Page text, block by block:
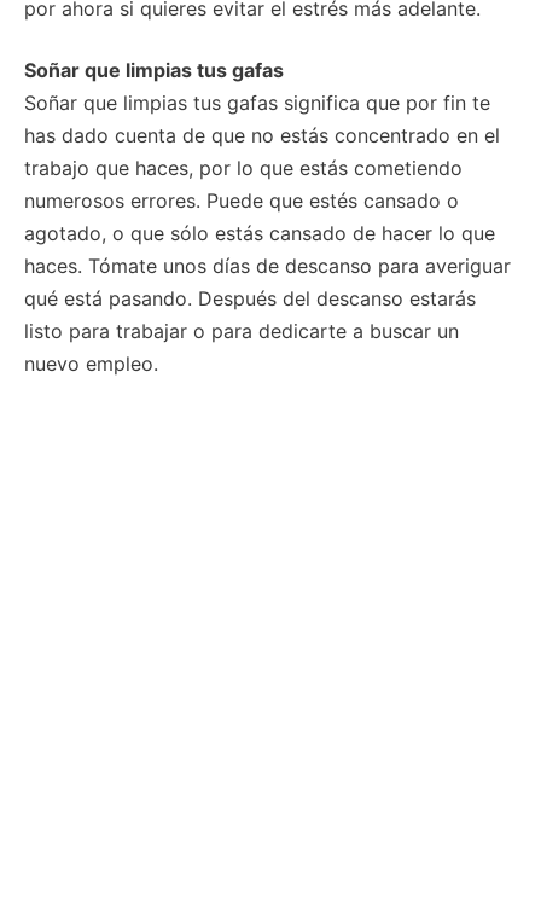
por ahora si quieres evitar el estrés más adelante.
Soñar que limpias tus gafas
Soñar que limpias tus gafas significa que por fin te
has dado cuenta de que no estás concentrado en el
trabajo que haces, por lo que estás cometiendo
numerosos errores. Puede que estés cansado o
agotado, o que sólo estás cansado de hacer lo que
haces. Tómate unos días de descanso para averiguar
qué está pasando. Después del descanso estarás
listo para trabajar o para dedicarte a buscar un
nuevo empleo.